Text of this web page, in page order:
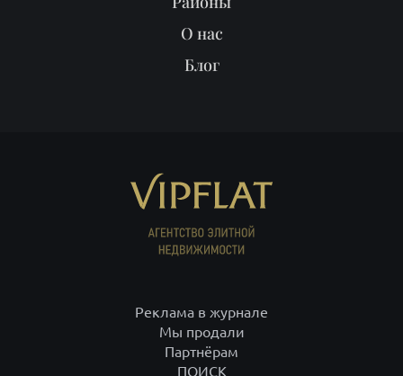
О нас
Блог
Реклама в журнале
Мы продали
Партнёрам
ПОИСК